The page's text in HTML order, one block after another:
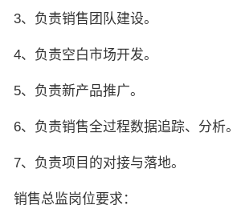
3、负责销售团队建设。
4、负责空白市场开发。
5、负责新产品推广。
6、负责销售全过程数据追踪、分析。
7、负责项目的对接与落地。
销售总监岗位要求：